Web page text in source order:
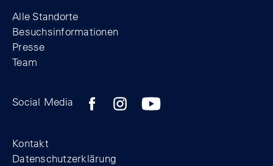
Alle Standorte
Besuchsinformationen
Presse
Team
Social Media Zum Facebook-Profil der Stiftung
Zum Instagram-Profil der Stiftung
Zum YouTube-Kanal der
Kontakt
Datenschutzerklärung